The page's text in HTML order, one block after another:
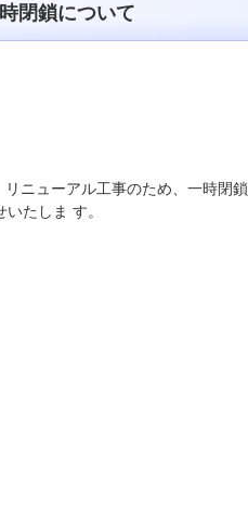
閉鎖について
ニューアル工事のため、一時閉
たしま す。